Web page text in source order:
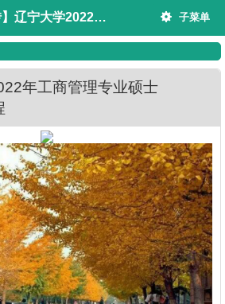
【转】辽宁大学2022年工商管理专业硕士（MBA）招生章程 子菜单
年工商管理专业硕士